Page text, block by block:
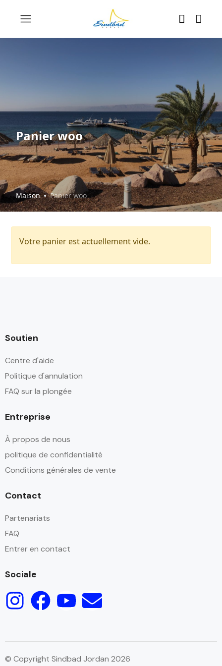
Panier woo
Maison Panier woo
Votre panier est actuellement vide.
Soutien
Centre d'aide
Politique d'annulation
FAQ sur la plongée
Entreprise
À propos de nous
politique de confidentialité
Conditions générales de vente
Contact
Partenariats
FAQ
Entrer en contact
Sociale
© Copyright Sindbad Jordan 2026